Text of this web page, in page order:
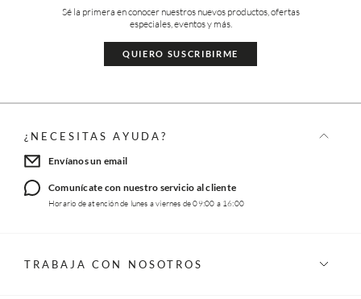
Sé la primera en conocer nuestros nuevos productos, ofertas
especiales, eventos y más.
QUIERO SUSCRIBIRME
¿NECESITAS AYUDA?
Envíanos un email
Comunícate con nuestro servicio al cliente
Horario de atención de lunes a viernes de 09:00 a 16:00
TRABAJA CON NOSOTROS